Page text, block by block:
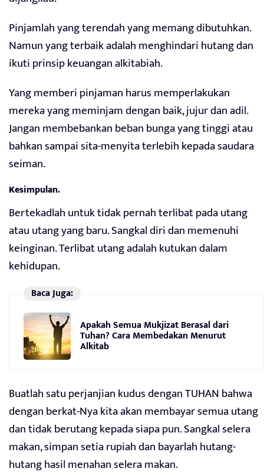
Pinjamlah yang terendah yang memang dibutuhkan.
Namun yang terbaik adalah menghindari hutang dan
ikuti prinsip keuangan alkitabiah.
Yang memberi pinjaman harus memperlakukan
mereka yang meminjam dengan baik, jujur dan adil.
Jangan membebankan beban bunga yang tinggi atau
bahkan sampai sita-menyita terlebih kepada saudara
seiman.
Kesimpulan.
Bertekadlah untuk tidak pernah terlibat pada utang
atau utang yang baru. Sangkal diri dan memenuhi
keinginan. Terlibat utang adalah kutukan dalam
kehidupan.
Baca Juga:
Apakah Semua Mukjizat Berasal dari
Tuhan? Cara Membedakan Menurut
Alkitab
Buatlah satu perjanjian kudus dengan TUHAN bahwa
dengan berkat-Nya kita akan membayar semua utang
dan tidak berutang kepada siapa pun. Sangkal selera
makan, simpan setia rupiah dan bayarlah hutang-
hutang hasil menahan selera makan.